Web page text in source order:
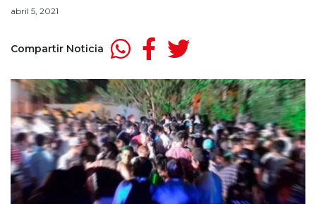
abril 5, 2021
Compartir Noticia